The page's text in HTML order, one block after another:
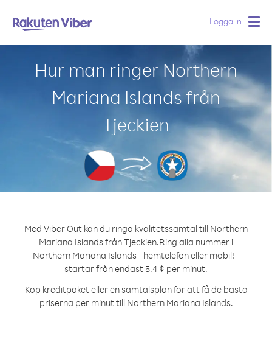
Logga in
Hur man ringer Northern
Mariana Islands från
Tjeckien
Med Viber Out kan du ringa kvalitetssamtal till Northern
Mariana Islands från Tjeckien.Ring alla nummer i
Northern Mariana Islands - hemtelefon eller mobil! -
startar från endast 5.4 ¢ per minut.
Köp kreditpaket eller en samtalsplan för att få de bästa
priserna per minut till Northern Mariana Islands.